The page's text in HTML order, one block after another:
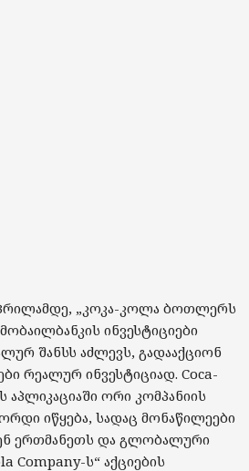
„კოკა-კოლა ბოთლერს
ინვესტიციები
შანსს აძლევს, გადააქციონ
რეალურ ინვესტიციად. Coca-
აპლიკაციაში ორი კომპანიის
იწყება, სადაც მონაწილეები
ერთმანეთს და გლობალური
Company-ს“ აქციების